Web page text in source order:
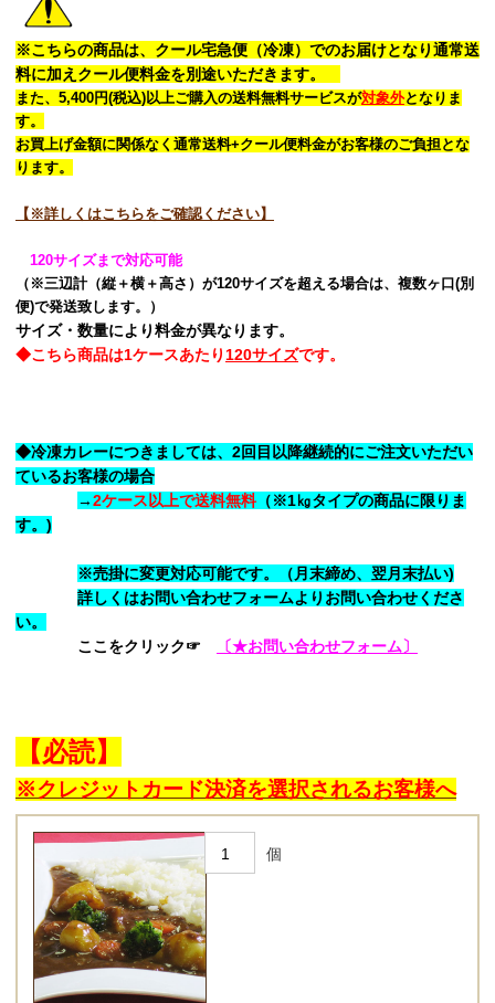
※こちらの商品は、クール宅急便（冷凍）でのお届けとなり通常送
料に加えクール便料金を別途いただきます。
また、5,400円(税込)以上ご購入の送料無料サービスが対象外となりま
す。
お買上げ金額に関係なく通常送料+クール便料金がお客様のご負担とな
ります。
【※詳しくはこちらをご確認ください】
120サイズまで対応可能
（※三辺計（縦＋横＋高さ）が120サイズを超える場合は、複数ヶ口(別
便)で発送致します。）
サイズ・数量により料金が異なります。
◆こちら商品は1ケースあたり 120サイズです。
◆冷凍カレーにつきましては、2回目以降継続的にご注文いただい
ているお客様の場合
→2ケース以上で送料無料（※1㎏タイプの商品に限りま
す。)
※売掛に変更対応可能です。（月末締め、翌月末払い)
詳しくはお問い合わせフォームよりお問い合わせくださ
い。
ここをクリック☞
〔★お問い合わせフォーム〕
【必読】
※クレジットカード決済を選択されるお客様へ
個